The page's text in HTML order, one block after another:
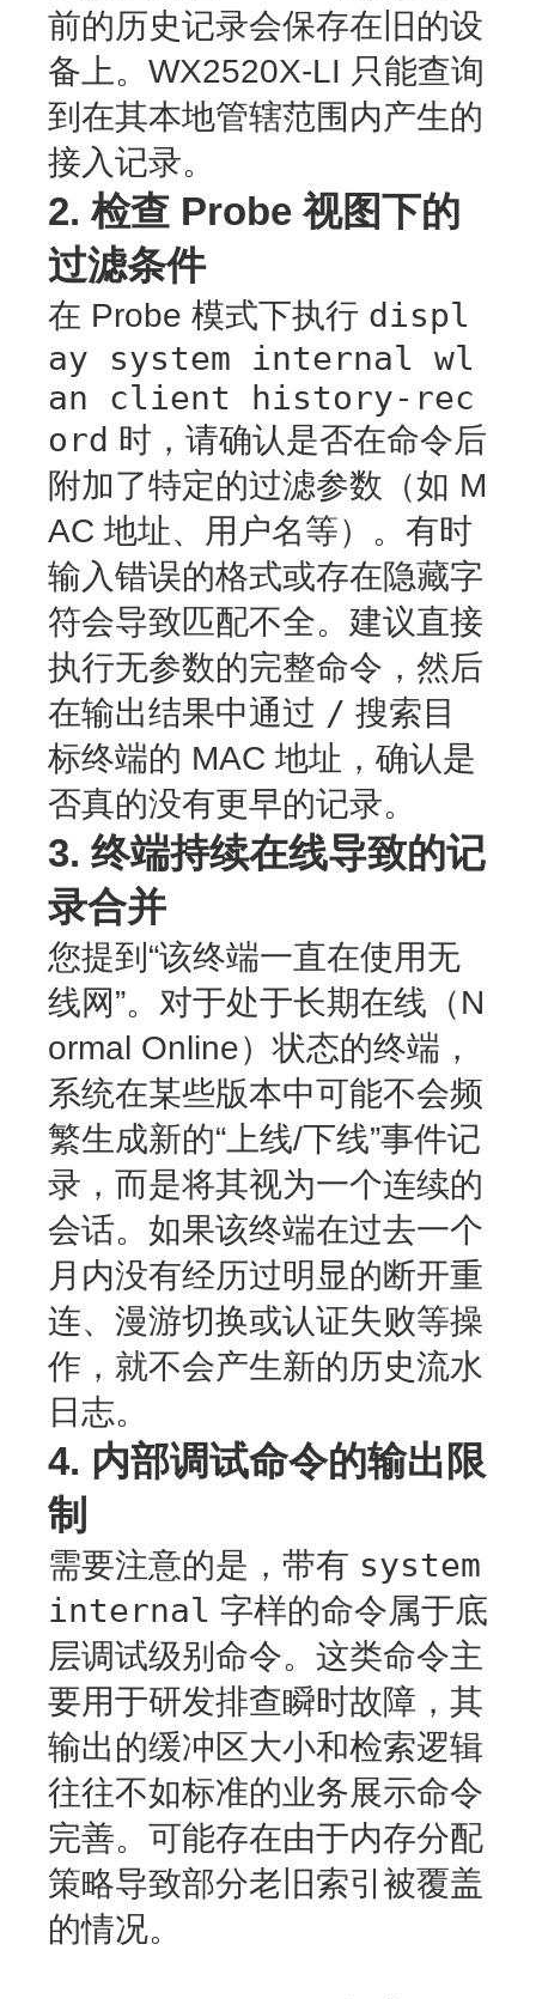
前的历史记录会保存在旧的设
备上。WX2520X-LI 只能查询
到在其本地管辖范围内产生的
接入记录。
2. 检查 Probe 视图下的
过滤条件
在 Probe 模式下执行 displ
ay system internal wl
an client history-rec
ord 时，请确认是否在命令后
附加了特定的过滤参数（如 M
AC 地址、用户名等）。有时
输入错误的格式或存在隐藏字
符会导致匹配不全。建议直接
执行无参数的完整命令，然后
在输出结果中通过 / 搜索目
标终端的 MAC 地址，确认是
否真的没有更早的记录。
3. 终端持续在线导致的记
录合并
您提到“该终端一直在使用无
线网”。对于处于长期在线（N
ormal Online）状态的终端，
系统在某些版本中可能不会频
繁生成新的“上线/下线”事件记
录，而是将其视为一个连续的
会话。如果该终端在过去一个
月内没有经历过明显的断开重
连、漫游切换或认证失败等操
作，就不会产生新的历史流水
日志。
4. 内部调试命令的输出限
制
需要注意的是，带有 system
internal 字样的命令属于底
层调试级别命令。这类命令主
要用于研发排查瞬时故障，其
输出的缓冲区大小和检索逻辑
往往不如标准的业务展示命令
完善。可能存在由于内存分配
策略导致部分老旧索引被覆盖
的情况。